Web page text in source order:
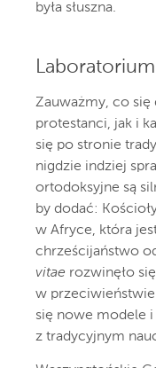
była słuszna.
Zauważmy, co
protestanci, jak i
się po stronie
nigdzie indziej
ortodoksyjne są
by dodać:
w Afryce, która
chrześcijaństwo
vitae rozwinęło
w
się nowe modele
z tradycyjnym